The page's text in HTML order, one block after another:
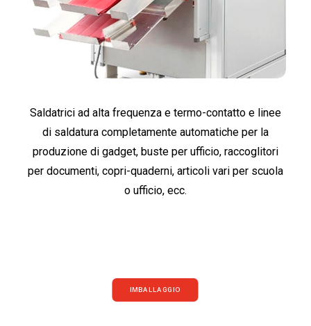
Saldatrici ad alta frequenza e termo-contatto e linee
di saldatura completamente automatiche per la
produzione di gadget, buste per ufficio, raccoglitori
per documenti, copri-quaderni, articoli vari per scuola
o ufficio, ecc.
IMBALLAGGIO